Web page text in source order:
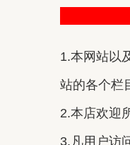
1.本网站以
站的各个栏
2.本店欢迎
3.凡用户访